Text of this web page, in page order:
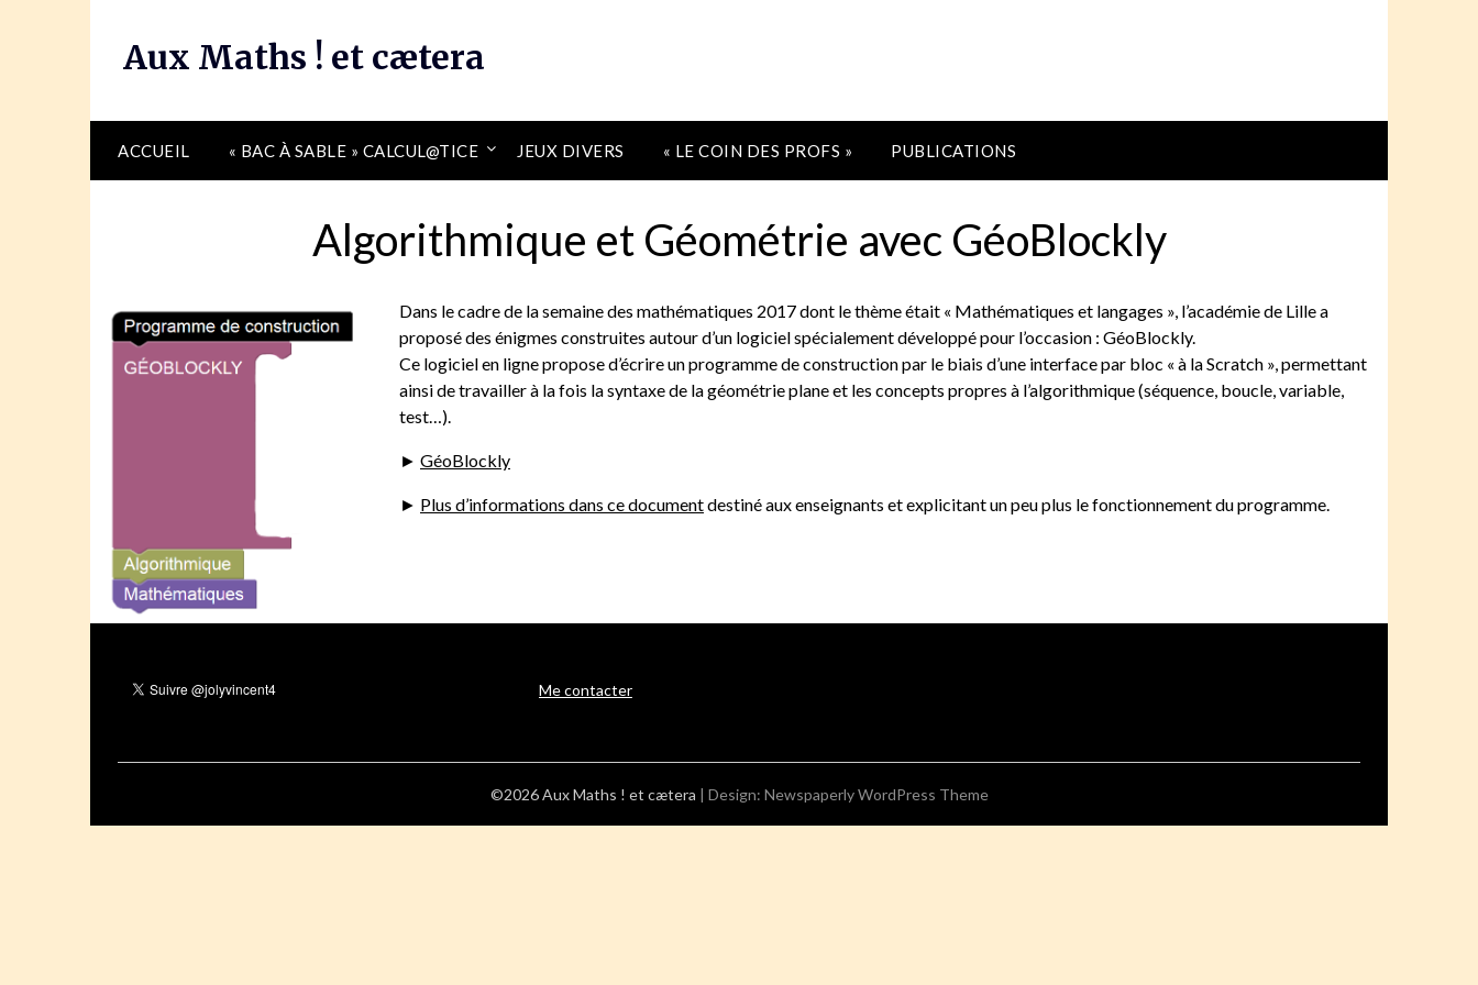
Aux Maths ! et cætera
ACCUEIL « BAC À SABLE » CALCUL@TICE JEUX DIVERS « LE COIN DES PROFS » PUBLICATIONS
Algorithmique et Géométrie avec GéoBlockly
Dans le cadre de la semaine des mathématiques 2017 dont le thème était « Mathématiques et langages », l’académie de Lille a
proposé des énigmes construites autour d’un logiciel spécialement développé pour l’occasion : GéoBlockly.
Ce logiciel en ligne propose d’écrire un programme de construction par le biais d’une interface par bloc « à la Scratch », permettant
ainsi de travailler à la fois la syntaxe de la géométrie plane et les concepts propres à l’algorithmique (séquence, boucle, variable,
test…).
► GéoBlockly
► Plus d’informations dans ce documentdestiné aux enseignants et explicitant un peu plus le fonctionnement du programme.
Me contacter
©2026 Aux Maths ! et cætera | Design: Newspaperly WordPress Theme